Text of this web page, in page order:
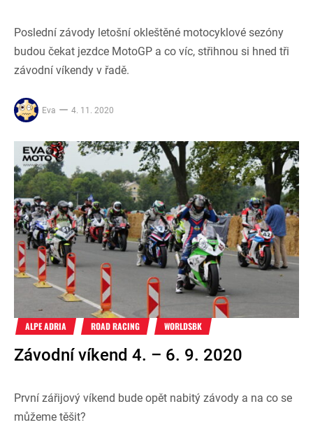
Poslední závody letošní okleštěné motocyklové sezóny
budou čekat jezdce MotoGP a co víc, střihnou si hned tři
závodní víkendy v řadě.
Eva 4. 11. 2020
ALPE ADRIA ROAD RACING WORLDSBK
Závodní víkend 4. – 6. 9. 2020
První zářijový víkend bude opět nabitý závody a na co se
můžeme těšit?